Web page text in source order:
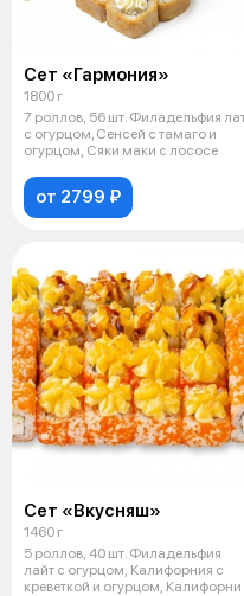
Сет «Гармония»
1800 г
7 роллов, 56 шт. Филадельфия
с огурцом, Сенсей с тамаго и
огурцом, Сяки маки с лососе
от 2799 ₽
Сет «Вкусняш»
1460 г
5 роллов, 40 шт. Филадельфия
лайт с огурцом, Калифорния с
креветкой и огурцом, Калифорни